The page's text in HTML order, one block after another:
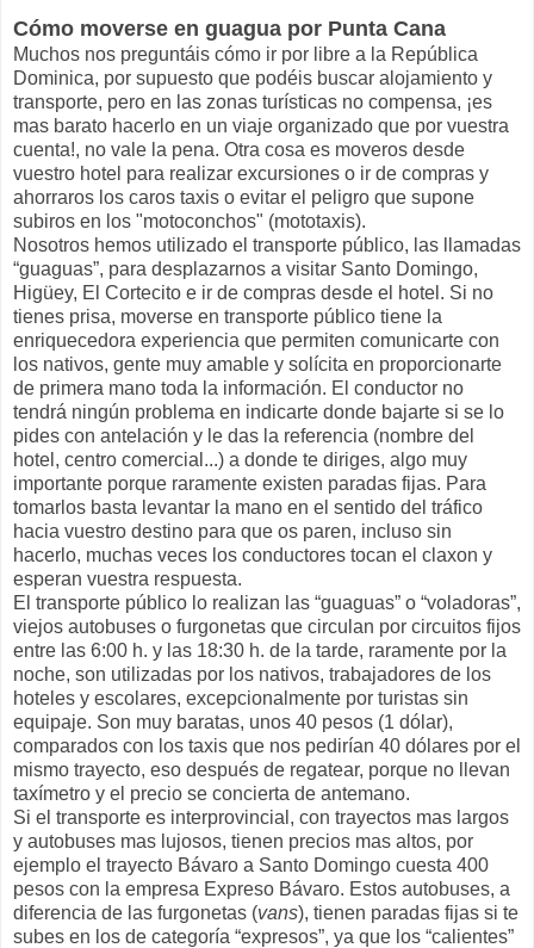
Cómo moverse en guagua por Punta Cana
Muchos nos preguntáis cómo ir por libre a la República
Dominica, por supuesto que podéis buscar alojamiento y
transporte, pero en las zonas turísticas no compensa, ¡es
mas barato hacerlo en un viaje organizado que por vuestra
cuenta!, no vale la pena. Otra cosa es moveros desde
vuestro hotel para realizar excursiones o ir de compras y
ahorraros los caros taxis o evitar el peligro que supone
subiros en los "motoconchos" (mototaxis).
Nosotros hemos utilizado el transporte público, las llamadas
“guaguas”, para desplazarnos a visitar Santo Domingo,
Higüey, El Cortecito e ir de compras desde el hotel. Si no
tienes prisa, moverse en transporte público tiene la
enriquecedora experiencia que permiten comunicarte con
los nativos, gente muy amable y solícita en proporcionarte
de primera mano toda la información. El conductor no
tendrá ningún problema en indicarte donde bajarte si se lo
pides con antelación y le das la referencia (nombre del
hotel, centro comercial...) a donde te diriges, algo muy
importante porque raramente existen paradas fijas. Para
tomarlos basta levantar la mano en el sentido del tráfico
hacia vuestro destino para que os paren, incluso sin
hacerlo, muchas veces los conductores tocan el claxon y
esperan vuestra respuesta.
El transporte público lo realizan las “guaguas” o “voladoras”,
viejos autobuses o furgonetas que circulan por circuitos fijos
entre las 6:00 h. y las 18:30 h. de la tarde, raramente por la
noche, son utilizadas por los nativos, trabajadores de los
hoteles y escolares, excepcionalmente por turistas sin
equipaje. Son muy baratas, unos 40 pesos (1 dólar),
comparados con los taxis que nos pedirían 40 dólares por el
mismo trayecto, eso después de regatear, porque no llevan
taxímetro y el precio se concierta de antemano.
Si el transporte es interprovincial, con trayectos mas largos
y autobuses mas lujosos, tienen precios mas altos, por
ejemplo el trayecto Bávaro a Santo Domingo cuesta 400
pesos con la empresa Expreso Bávaro. Estos autobuses, a
diferencia de las furgonetas (vans), tienen paradas fijas si te
subes en los de categoría “expresos”, ya que los “calientes”